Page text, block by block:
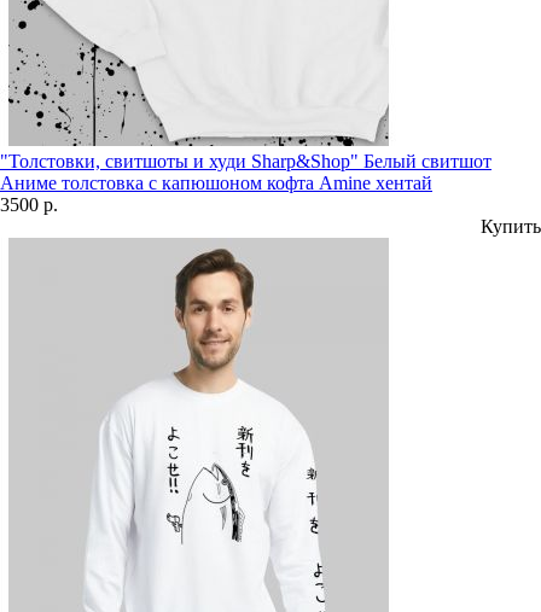
"Толстовки, свитшоты и худи Sharp&Shop" Белый свитшот
Аниме толстовка с капюшоном кофта Amine хентай
3500 р.
Купить